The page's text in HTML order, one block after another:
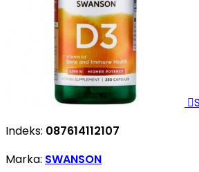

Indeks: 087614112107
Marka: SWANSON